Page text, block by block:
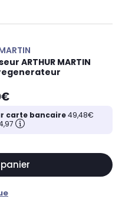
ARTHUR MARTIN
carte bancaire49,48€